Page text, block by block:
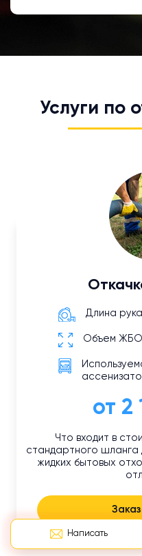
Написать
Услуги по
Длина
Объем ЖБО
от 2
Что входит в
стандартного шланга
жидких бытовых